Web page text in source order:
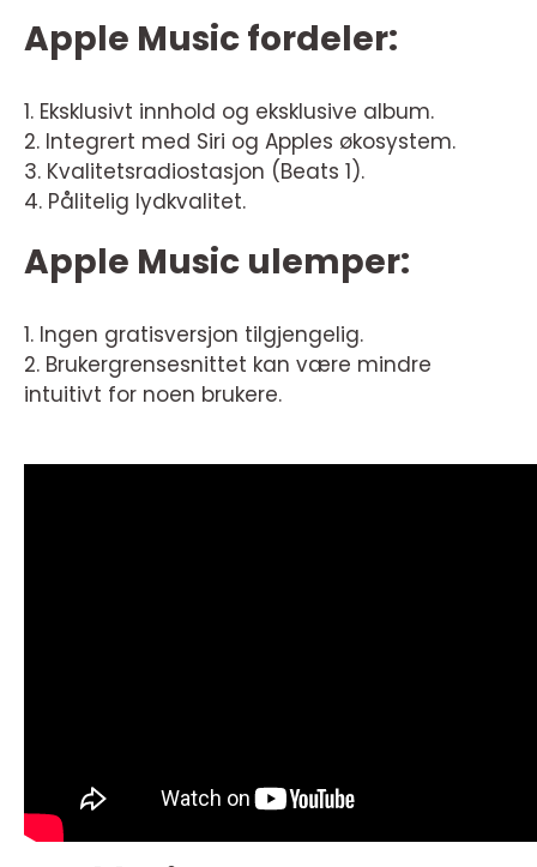
Apple Music fordeler:
1. Eksklusivt innhold og eksklusive album.
2. Integrert med Siri og Apples økosystem.
3. Kvalitetsradiostasjon (Beats 1).
4. Pålitelig lydkvalitet.
Apple Music ulemper:
1. Ingen gratisversjon tilgjengelig.
2. Brukergrensesnittet kan være mindre
intuitivt for noen brukere.